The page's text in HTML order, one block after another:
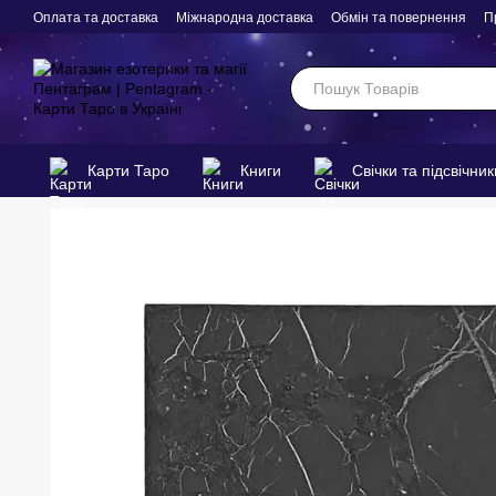
Перейти до основного контенту
Оплата та доставка Міжнародна доставка Обмін та повернення
Карти Таро Книги Свічки та